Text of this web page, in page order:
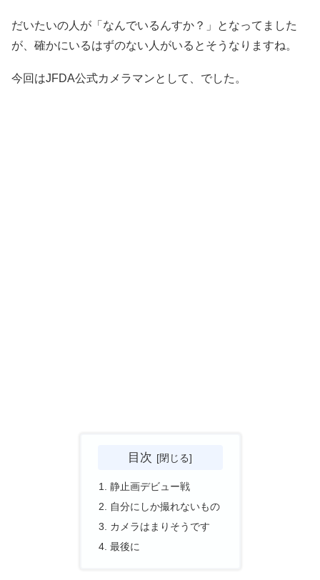
だいたいの人が「なんでいるんすか？」となってました
が、確かにいるはずのない人がいるとそうなりますね。
今回はJFDA公式カメラマンとして、でした。
目次
静止画デビュー戦
自分にしか撮れないもの
カメラはまりそうです
最後に